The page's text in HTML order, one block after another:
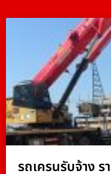
รถเครนรับจ้าง